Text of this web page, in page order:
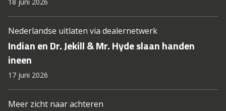
Nederlandse uitlaten via dealernetwerk
Indian en Dr. Jekill & Mr. Hyde slaan handen
ineen
17 juni 2026
Meer zicht naar achteren